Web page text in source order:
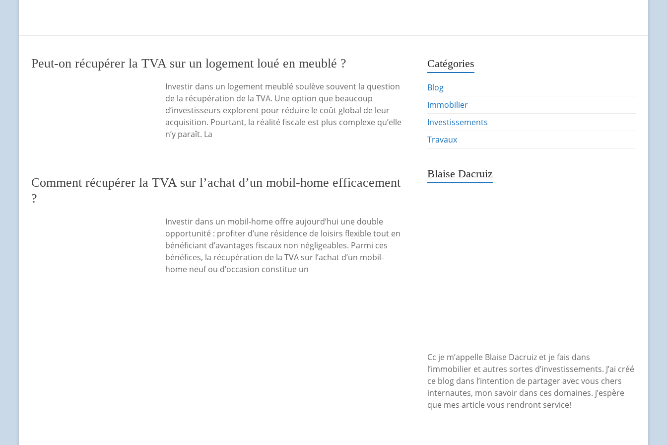
Peut-on récupérer la TVA sur un logement loué en meublé ?
Investir dans un logement meublé soulève souvent la question
de la récupération de la TVA. Une option que beaucoup
d’investisseurs explorent pour réduire le coût global de leur
acquisition. Pourtant, la réalité fiscale est plus complexe qu’elle
n’y paraît. La
Comment récupérer la TVA sur l’achat d’un mobil-home efficacement
?
Investir dans un mobil-home offre aujourd’hui une double
opportunité : profiter d’une résidence de loisirs flexible tout en
bénéficiant d’avantages fiscaux non négligeables. Parmi ces
bénéfices, la récupération de la TVA sur l’achat d’un mobil-
home neuf ou d’occasion constitue un
Catégories
Blog
Immobilier
Investissements
Travaux
Blaise Dacruiz
Cc je m’appelle Blaise Dacruiz et je fais dans
l’immobilier et autres sortes d’investissements. J’ai créé
ce blog dans l’intention de partager avec vous chers
internautes, mon savoir dans ces domaines. j’espère
que mes article vous rendront service!